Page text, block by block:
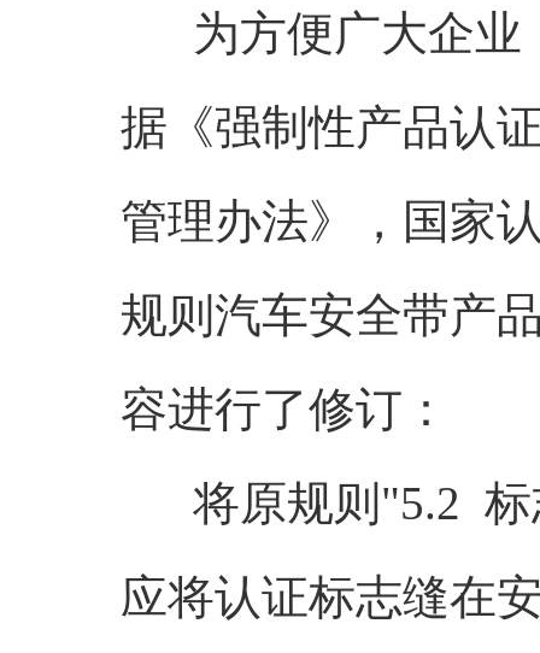
为方便广大企业
据《强制性产品认
管理办法》，国家
规则汽车安全带产
容进行了修订：
将原规则"5.2 标
应将认证标志缝在